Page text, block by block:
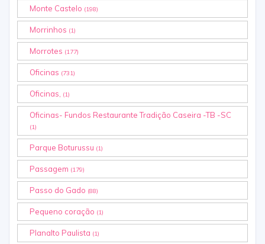
Monte Castelo (198)
Morrinhos (1)
Morrotes (177)
Oficinas (731)
Oficinas, (1)
Oficinas- Fundos Restaurante Tradição Caseira -TB -SC
(1)
Parque Boturussu (1)
Passagem (179)
Passo do Gado (88)
Pequeno coração (1)
Planalto Paulista (1)